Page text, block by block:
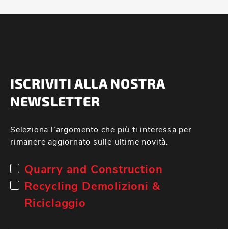
ISCRIVITI ALLA NOSTRA
NEWSLETTER
Seleziona l’argomento che più ti interessa per
rimanere aggiornato sulle ultime novità.
Quarry and Construction
Recycling Demolizioni &
Riciclaggio